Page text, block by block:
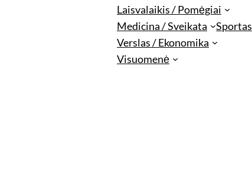
Laisvalaikis / Pomėgiai
Medicina / Sveikata
Sportas
Verslas / Ekonomika
Visuomenė